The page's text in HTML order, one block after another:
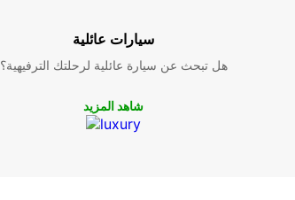
سيارات عائلية
هل تبحث عن سيارة عائلية لرحلتك الترفيهية؟
شاهد المزيد